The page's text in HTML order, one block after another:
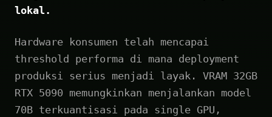
lokal.
Hardware konsumen telah mencapai
threshold performa di mana deployment
produksi serius menjadi layak. VRAM 32GB
RTX 5090 memungkinkan menjalankan model
70B terkuantisasi pada single GPU,